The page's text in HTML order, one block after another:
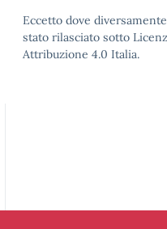
Eccetto dove
stato rilasciato sotto
Attribuzione 4.0 Italia.